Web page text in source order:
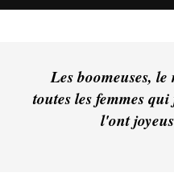
Les boomeuses,
toutes les femmes
l'ont